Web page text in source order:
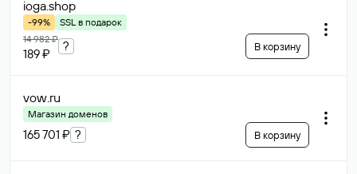
ioga.shop
-99%
SSL в подарок
14 982 ₽
189 ₽
? В корзину
vow.ru
Магазин доменов
165 701 ₽ ? В корзину